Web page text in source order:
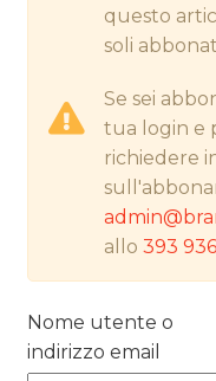
EDITORIA
RADIO / AUDIO
DATI
questo
soli
Se sei
tua login e
richiedere
allo393
Nome utente o
indirizzo email